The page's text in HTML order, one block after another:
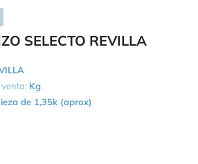
SELECTO REVILLA
Kg
de 1,35k (aprox)